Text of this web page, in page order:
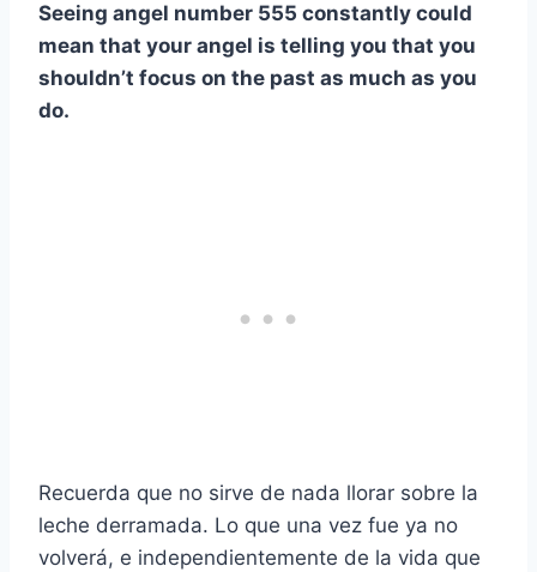
Seeing angel number 555 constantly could
mean that your angel is telling you that you
shouldn’t focus on the past as much as you
do.
Recuerda que no sirve de nada llorar sobre la
leche derramada. Lo que una vez fue ya no
volverá, e independientemente de la vida que